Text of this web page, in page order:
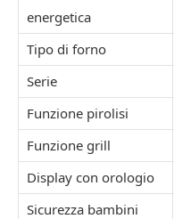
energetica
Tipo di forno
Serie
Funzione pirolisi
Funzione grill
Display con orologio
Sicurezza bambini